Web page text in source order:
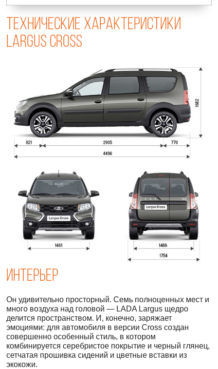
Технические характеристики
Largus Cross
Интерьер
Он удивительно просторный. Семь полноценных мест и
много воздуха над головой — LADA Largus щедро
делится пространством. И, конечно, заряжает
эмоциями: для автомобиля в версии Cross создан
совершенно особенный стиль, в котором
комбинируется серебристое покрытие и черный глянец,
сетчатая прошивка сидений и цветные вставки из
экокожи.